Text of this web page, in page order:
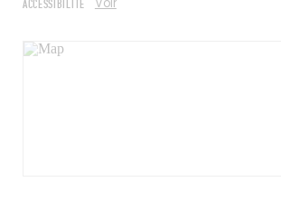
ACCESSIBILITÉ Voir